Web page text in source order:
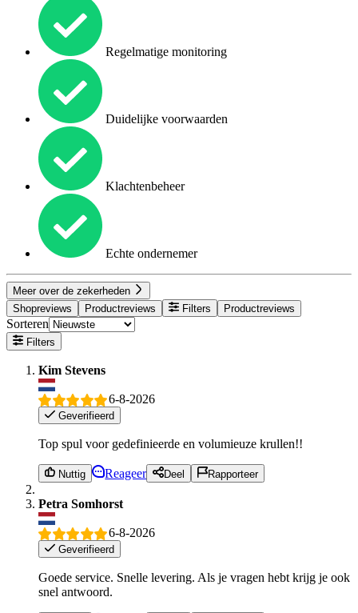
Regelmatige monitoring
Duidelijke voorwaarden
Klachtenbeheer
Echte ondernemer
Meer over de zekerheden
Shopreviews
Productreviews Filters Productreviews
Sorteren
Filters
Kim Stevens
6-8-2026
Geverifieerd
Top spul voor gedefinieerde en volumieuze krullen!!
Nuttig Reageer Deel Rapporteer
Petra Somhorst
6-8-2026
Geverifieerd
Goede service. Snelle levering. Als je vragen hebt krijg je ook
snel antwoord.